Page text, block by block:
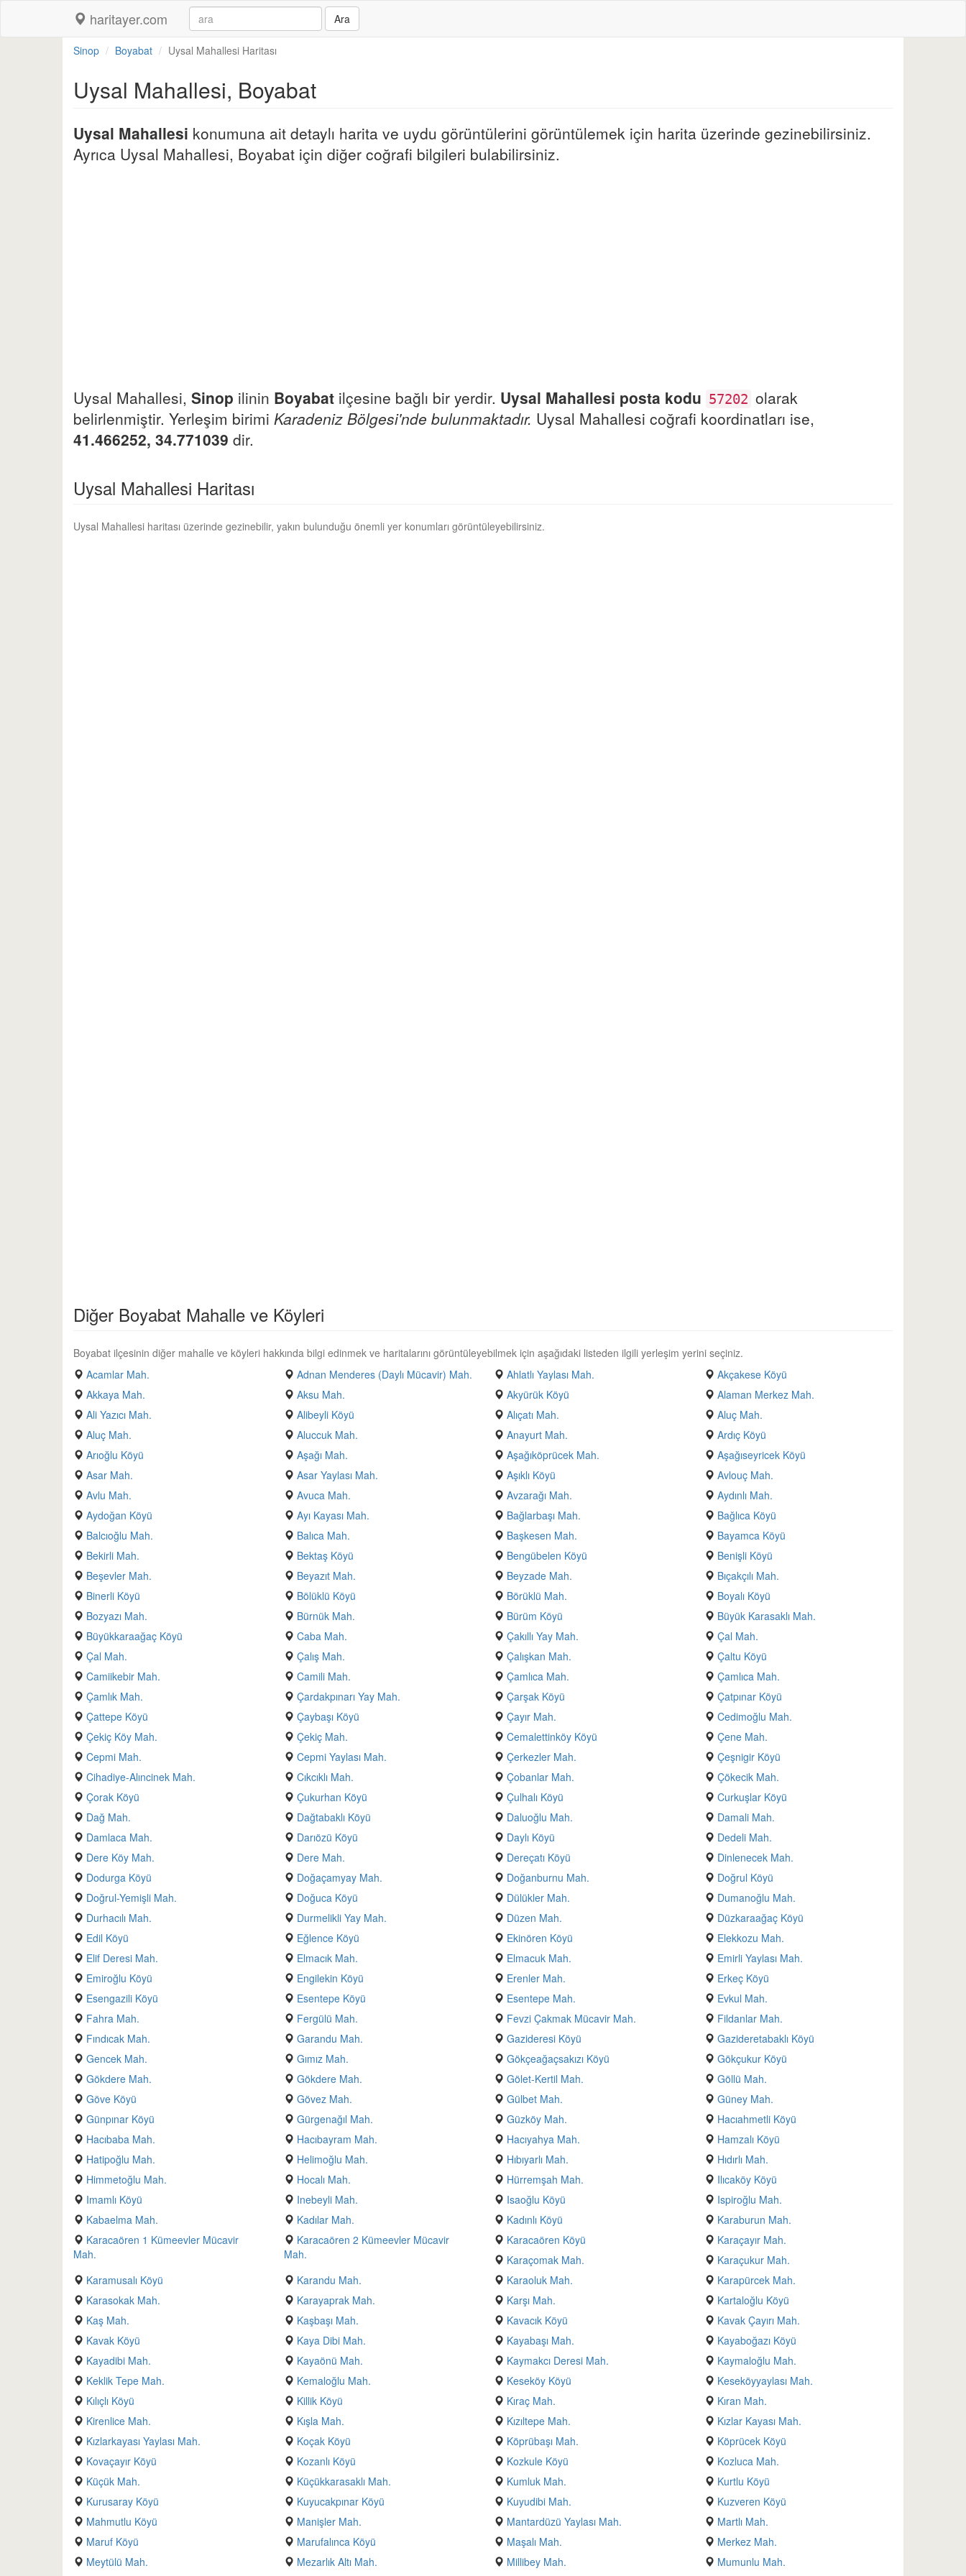
haritayer.com Ara
Sinop Boyabat Uysal Mahallesi Haritası
Uysal Mahallesi, Boyabat
Uysal Mahallesi konumuna ait detaylı harita ve uydu görüntülerini görüntülemek için harita üzerinde gezinebilirsiniz.
Ayrıca Uysal Mahallesi, Boyabat için diğer coğrafi bilgileri bulabilirsiniz.
Uysal Mahallesi, Sinop ilinin Boyabat ilçesine bağlı bir yerdir. Uysal Mahallesi posta kodu 57202 olarak
belirlenmiştir. Yerleşim birimi Karadeniz Bölgesi'nde bulunmaktadır. Uysal Mahallesi coğrafi koordinatları ise,
41.466252, 34.771039 dir.
Uysal Mahallesi Haritası
Uysal Mahallesi haritası üzerinde gezinebilir, yakın bulunduğu önemli yer konumları görüntüleyebilirsiniz.
Diğer Boyabat Mahalle ve Köyleri
Boyabat ilçesinin diğer mahalle ve köyleri hakkında bilgi edinmek ve haritalarını görüntüleyebilmek için aşağıdaki listeden ilgili yerleşim yerini seçiniz.
Acamlar Mah.
Adnan Menderes (Daylı Mücavir) Mah. Ahlatlı Yaylası Mah.
Akçakese Köyü
Akkaya Mah.
Aksu Mah. Akyürük Köyü
Alaman Merkez Mah.
Ali Yazıcı Mah.
Alibeyli Köyü Alıçatı Mah.
Aluç Mah.
Aluç Mah.
Aluccuk Mah. Anayurt Mah.
Ardıç Köyü
Arıoğlu Köyü
Aşağı Mah. Aşağıköprücek Mah.
Aşağıseyricek Köyü
Asar Mah.
Asar Yaylası Mah. Aşıklı Köyü
Avlouç Mah.
Avlu Mah.
Avuca Mah. Avzarağı Mah.
Aydınlı Mah.
Aydoğan Köyü
Ayı Kayası Mah. Bağlarbaşı Mah.
Bağlıca Köyü
Balcıoğlu Mah.
Balıca Mah. Başkesen Mah.
Bayamca Köyü
Bekirli Mah.
Bektaş Köyü Bengübelen Köyü
Benişli Köyü
Beşevler Mah.
Beyazıt Mah. Beyzade Mah.
Bıçakçılı Mah.
Binerli Köyü
Bölüklü Köyü Börüklü Mah.
Boyalı Köyü
Bozyazı Mah.
Bürnük Mah. Bürüm Köyü
Büyük Karasaklı Mah.
Büyükkaraağaç Köyü
Caba Mah. Çakıllı Yay Mah.
Çal Mah.
Çal Mah.
Çalış Mah. Çalışkan Mah.
Çaltu Köyü
Camiikebir Mah.
Camili Mah. Çamlıca Mah.
Çamlıca Mah.
Çamlık Mah.
Çardakpınarı Yay Mah. Çarşak Köyü
Çatpınar Köyü
Çattepe Köyü
Çaybaşı Köyü Çayır Mah.
Cedimoğlu Mah.
Çekiç Köy Mah.
Çekiç Mah. Cemalettinköy Köyü
Çene Mah.
Cepmi Mah.
Cepmi Yaylası Mah. Çerkezler Mah.
Çeşnigir Köyü
Cihadiye-Alıncinek Mah.
Cıkcıklı Mah. Çobanlar Mah.
Çökecik Mah.
Çorak Köyü
Çukurhan Köyü Çulhalı Köyü
Curkuşlar Köyü
Dağ Mah.
Dağtabaklı Köyü Daluoğlu Mah.
Damali Mah.
Damlaca Mah.
Darıözü Köyü Daylı Köyü
Dedeli Mah.
Dere Köy Mah.
Dere Mah. Dereçatı Köyü
Dinlenecek Mah.
Dodurga Köyü
Doğaçamyay Mah. Doğanburnu Mah.
Doğrul Köyü
Doğrul-Yemişli Mah.
Doğuca Köyü Dülükler Mah.
Dumanoğlu Mah.
Durhacılı Mah.
Durmelikli Yay Mah. Düzen Mah.
Düzkaraağaç Köyü
Edil Köyü
Eğlence Köyü Ekinören Köyü
Elekkozu Mah.
Elif Deresi Mah.
Elmacık Mah. Elmacuk Mah.
Emirli Yaylası Mah.
Emiroğlu Köyü
Engilekin Köyü Erenler Mah.
Erkeç Köyü
Esengazili Köyü
Esentepe Köyü Esentepe Mah.
Evkul Mah.
Fahra Mah.
Fergülü Mah. Fevzi Çakmak Mücavir Mah.
Fildanlar Mah.
Fındıcak Mah.
Garandu Mah. Gazideresi Köyü
Gazideretabaklı Köyü
Gencek Mah.
Gımız Mah. Gökçeağaçsakızı Köyü
Gökçukur Köyü
Gökdere Mah.
Gökdere Mah. Gölet-Kertil Mah.
Göllü Mah.
Göve Köyü
Gövez Mah. Gülbet Mah.
Güney Mah.
Günpınar Köyü
Gürgenağıl Mah. Güzköy Mah.
Hacıahmetli Köyü
Hacıbaba Mah.
Hacıbayram Mah. Hacıyahya Mah.
Hamzalı Köyü
Hatipoğlu Mah.
Helimoğlu Mah. Hıbıyarlı Mah.
Hıdırlı Mah.
Himmetoğlu Mah.
Hocalı Mah. Hürremşah Mah.
Ilıcaköy Köyü
Imamlı Köyü
Inebeyli Mah. Isaoğlu Köyü
Ispiroğlu Mah.
Kabaelma Mah.
Kadılar Mah. Kadınlı Köyü
Karaburun Mah.
Karacaören 1 Kümeevler Mücavir
Mah.
Karacaören 2 Kümeevler Mücavir
Mah.
Karacaören Köyü
Karaçayır Mah.
Karaçomak Mah.
Karaçukur Mah.
Karamusalı Köyü
Karandu Mah. Karaoluk Mah.
Karapürcek Mah.
Karasokak Mah.
Karayaprak Mah. Karşı Mah.
Kartaloğlu Köyü
Kaş Mah.
Kaşbaşı Mah. Kavacık Köyü
Kavak Çayırı Mah.
Kavak Köyü
Kaya Dibi Mah. Kayabaşı Mah.
Kayaboğazı Köyü
Kayadibi Mah.
Kayaönü Mah. Kaymakcı Deresi Mah.
Kaymaloğlu Mah.
Keklik Tepe Mah.
Kemaloğlu Mah. Keseköy Köyü
Keseköyyaylası Mah.
Kılıçlı Köyü
Killik Köyü Kıraç Mah.
Kıran Mah.
Kirenlice Mah.
Kışla Mah. Kızıltepe Mah.
Kızlar Kayası Mah.
Kızlarkayası Yaylası Mah.
Koçak Köyü Köprübaşı Mah.
Köprücek Köyü
Kovaçayır Köyü
Kozanlı Köyü Kozkule Köyü
Kozluca Mah.
Küçük Mah.
Küçükkarasaklı Mah. Kumluk Mah.
Kurtlu Köyü
Kurusaray Köyü
Kuyucakpınar Köyü Kuyudibi Mah.
Kuzveren Köyü
Mahmutlu Köyü
Manişler Mah. Mantardüzü Yaylası Mah.
Martlı Mah.
Maruf Köyü
Marufalınca Köyü Maşalı Mah.
Merkez Mah.
Meytülü Mah.
Mezarlık Altı Mah. Millibey Mah.
Mumunlu Mah.